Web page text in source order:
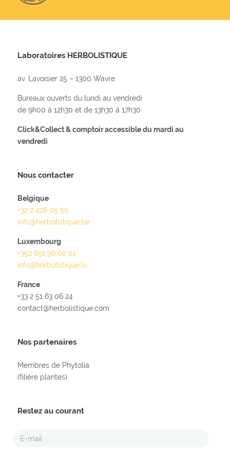
Laboratoires HERBOLISTIQUE
av. Lavoisier 25 – 1300 Wavre
Bureaux ouverts du lundi au vendredi
de 9h00 à 12h30 et de 13h30 à 17h30
Click&Collect & comptoir accessible du mardi au
vendredi
Nous contacter
Belgique
+32 2 428 05 50
info@herbolistique.be
Luxembourg
+352 691 96 60 01
info@herbolistique.lu
France
+33 2 51 63 06 24
contact@herbolistique.com
Nos partenaires
Membres de Phytolia
(filière plantes)
Restez au courant
E-